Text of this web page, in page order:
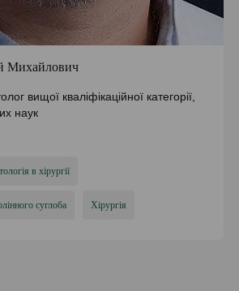
Михайлович
вищої кваліфікаційної категорії,
наук
в хірургії
суглоба Хірургія